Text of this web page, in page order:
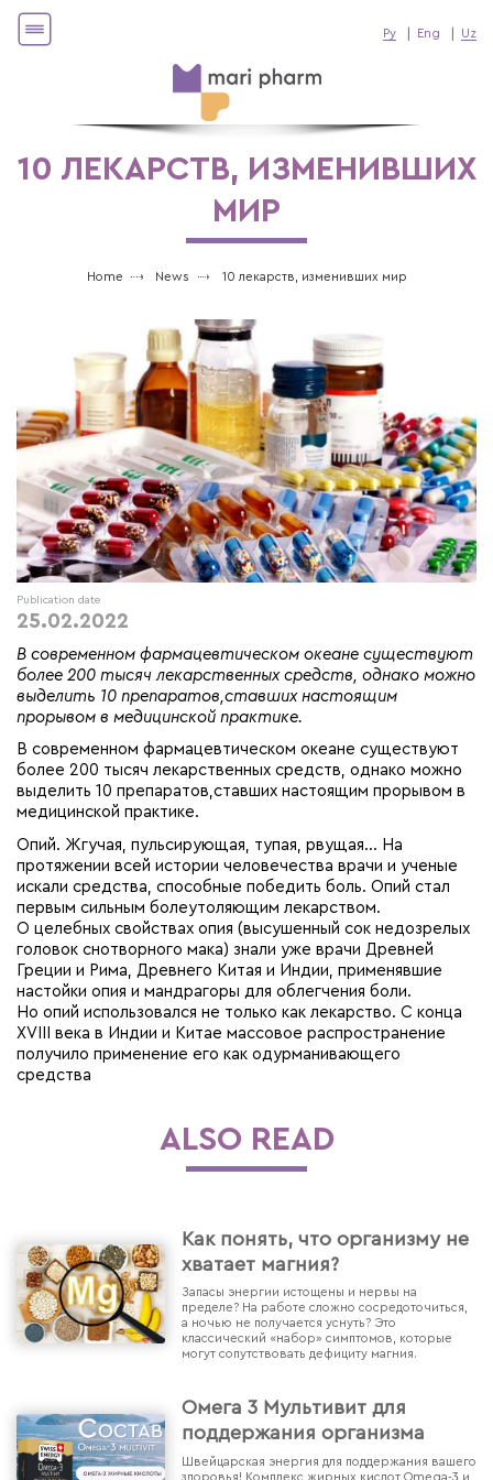
Ру Eng Uz
10 ЛЕКАРСТВ, ИЗМЕНИВШИХ
МИР
Home News 10 лекарств, изменивших мир
Publication date
25.02.2022
В современном фармацевтическом океане существуют
более 200 тысяч лекарственных средств, однако можно
выделить 10 препаратов,ставших настоящим
прорывом в медицинской практике.
В современном фармацевтическом океане существуют
более 200 тысяч лекарственных средств, однако можно
выделить 10 препаратов,ставших настоящим прорывом в
медицинской практике.
Опий. Жгучая, пульсирующая, тупая, рвущая… На
протяжении всей истории человечества врачи и ученые
искали средства, способные победить боль. Опий стал
первым сильным болеутоляющим лекарством.
О целебных свойствах опия (высушенный сок недозрелых
головок снотворного мака) знали уже врачи Древней
Греции и Рима, Древнего Китая и Индии, применявшие
настойки опия и мандрагоры для облегчения боли.
Но опий использовался не только как лекарство. С конца
XVIII века в Индии и Китае массовое распространение
получило применение его как одурманивающего
средства
ALSO READ
Как понять, что организму не
хватает магния?
Запасы энергии истощены и нервы на
пределе? На работе сложно сосредоточиться,
а ночью не получается уснуть? Это
классический «набор» симптомов, которые
могут сопутствовать дефициту магния.
Омега 3 Мультивит для
поддержания организма
Швейцарская энергия для поддержания вашего
здоровья! Комплекс жирных кислот Omega-3 и